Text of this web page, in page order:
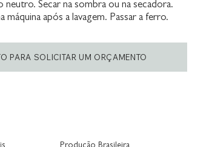
neutro. Secar na sombra ou na secadora.
máquina após a lavagem. Passar a ferro.
PARA SOLICITAR UM ORÇAMENTO